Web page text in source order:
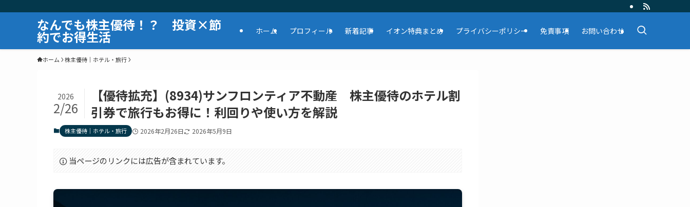
なんでも株主優待！？ 投資×節
約でお得生活 ホーム プロフィール 新着記事 イオン特典まとめ プライバシーポリシー 免責事項 お問い合わせ
ホーム 株主優待｜ホテル・旅行
【優待拡充】(8934)サンフロンティア不動産 株主優待のホテル割
引券で旅行もお得に！利回りや使い方を解説
2026
2/26
株主優待｜ホテル・旅行 2026年2月26日 2026年5月9日
当ページのリンクには広告が含まれています。